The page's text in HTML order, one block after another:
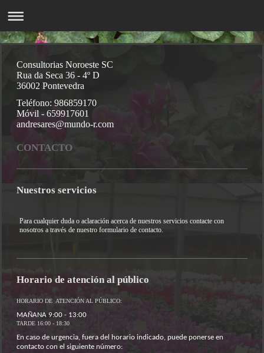
Consultorias Noroeste SC
Rua da Seca 36 - 4º D
36002 Pontevedra
Teléfono: 986859170
Móvil - 659917601
andresares@mundo-r.com
CONTACTO
Nuestros servicios
Para cualquier duda o aclaración acerca de nuestros servicios contacte con
nosotros a través de nuestro formulario de contacto.
Horario de atención al público
HORARIO DE ATENCIÓN AL PÚBLICO:
MAÑANA 9:00 - 13:00
TARDE 16:00 - 18:30
En caso de urgencia, fuera del horario indicado, puede ponerse en
contacto con el siguiente número: